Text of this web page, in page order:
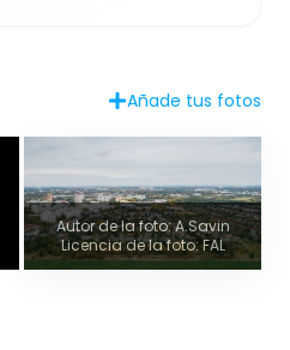
Añade tus fotos
Autor de la foto: A.Savin
Licencia de la foto: FAL